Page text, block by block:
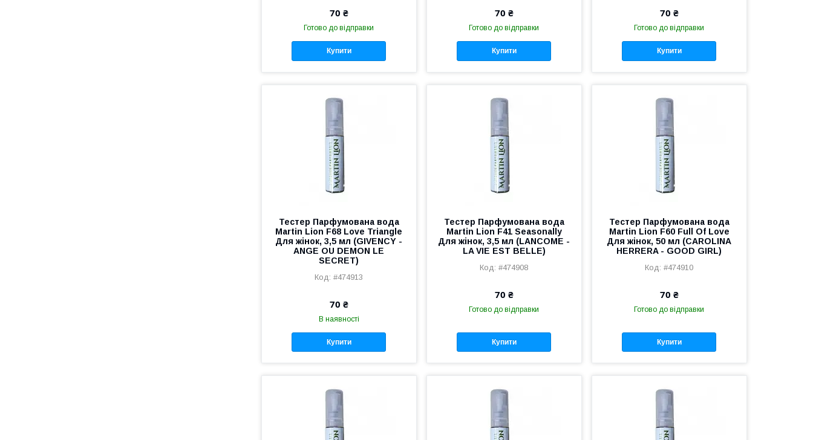
70 ₴
Готово до відправки
Купити
70 ₴
Готово до відправки
Купити
70 ₴
Готово до відправки
Купити
Тестер Парфумована вода
Martin Lion F68 Love Triangle
Для жінок, 3,5 мл (GIVENCY -
ANGE OU DEMON LE
SECRET)
#474913
70 ₴
В наявності
Купити
Тестер Парфумована вода
Martin Lion F41 Seasonally
Для жінок, 3,5 мл (LANCOME -
LA VIE EST BELLE)
#474908
70 ₴
Готово до відправки
Купити
Тестер Парфумована вода
Martin Lion F60 Full Of Love
Для жінок, 50 мл (CAROLINA
HERRERA - GOOD GIRL)
#474910
70 ₴
Готово до відправки
Купити